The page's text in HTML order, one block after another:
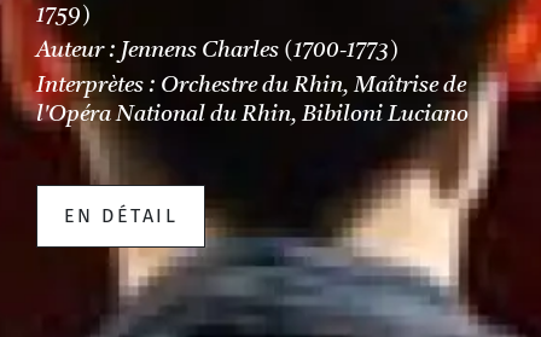
1759)
Auteur : Jennens Charles (1700-1773)
Interprètes : Orchestre du Rhin, Maîtrise de
l'Opéra National du Rhin, Bibiloni Luciano
EN DÉTAIL